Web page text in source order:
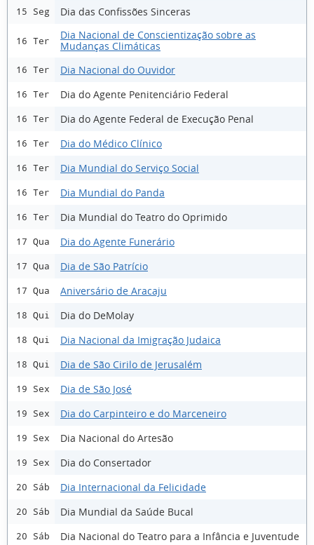
15 Seg Dia das Confissões Sinceras
16 Ter
Dia Nacional de Conscientização sobre as
Mudanças Climáticas
16 Ter Dia Nacional do Ouvidor
16 Ter Dia do Agente Penitenciário Federal
16 Ter Dia do Agente Federal de Execução Penal
16 Ter Dia do Médico Clínico
16 Ter Dia Mundial do Serviço Social
16 Ter Dia Mundial do Panda
16 Ter Dia Mundial do Teatro do Oprimido
17 Qua Dia do Agente Funerário
17 Qua Dia de São Patrício
17 Qua Aniversário de Aracaju
18 Qui Dia do DeMolay
18 Qui Dia Nacional da Imigração Judaica
18 Qui Dia de São Cirilo de Jerusalém
19 Sex Dia de São José
19 Sex Dia do Carpinteiro e do Marceneiro
19 Sex Dia Nacional do Artesão
19 Sex Dia do Consertador
20 Sáb Dia Internacional da Felicidade
20 Sáb Dia Mundial da Saúde Bucal
20 Sáb Dia Nacional do Teatro para a Infância e Juventude